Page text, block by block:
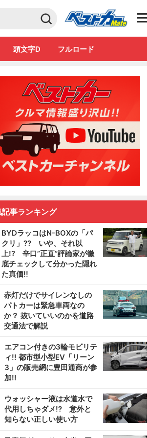
Club
頭文字D フルロード
記事ランキング
BYDラッコはN-BOXの「パ
クリ」?? いや、それ以
上!? 辛口”正直”評論家が徹
底チェックして分かった隠れ
た真価!!
赤灯だけでサイレンなしの
パトカーは緊急車両なの
か？ 抜いていいのかを道路
交通法で解説
エアコン付きの3輪モビリテ
ィ!! 都市型小型EV「リーン
3」の販売網に豊田通商が参
加!!
ウォッシャー液は水道水で
代用しちゃダメ!? 意外と
知らない正しい使い方